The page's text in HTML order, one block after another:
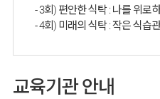
- 3회) 편안한 식탁 : 나를 위로
- 4회) 미래의 식탁 : 작은 식습
교육기관 안내